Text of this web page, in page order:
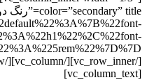
[vc_column_text]